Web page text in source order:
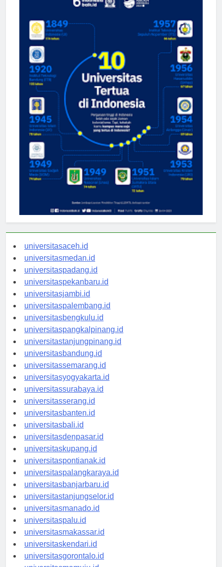
universitasaceh.id
universitasmedan.id
universitaspadang.id
universitaspekanbaru.id
universitasjambi.id
universitaspalembang.id
universitasbengkulu.id
universitaspangkalpinang.id
universitastanjungpinang.id
universitasbandung.id
universitassemarang.id
universitasyogyakarta.id
universitassurabaya.id
universitasserang.id
universitasbanten.id
universitasbali.id
universitasdenpasar.id
universitaskupang.id
universitaspontianak.id
universitaspalangkaraya.id
universitasbanjarbaru.id
universitastanjungselor.id
universitasmanado.id
universitaspalu.id
universitasmakassar.id
universitaskendari.id
universitasgorontalo.id